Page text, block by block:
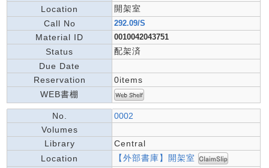
Location
開架室
Call No
292.09/S
Material ID 0010042043751
Status
配架済
Due Date
Reservation
0items
WEB書棚
No.
0002
Volumes
Library
Central
Location
【外部書庫】開架室